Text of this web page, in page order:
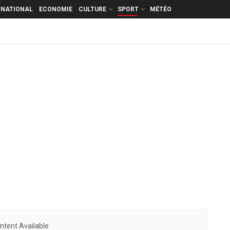
ECONOMIE CULTURE SPORT MÉTÉO
Available